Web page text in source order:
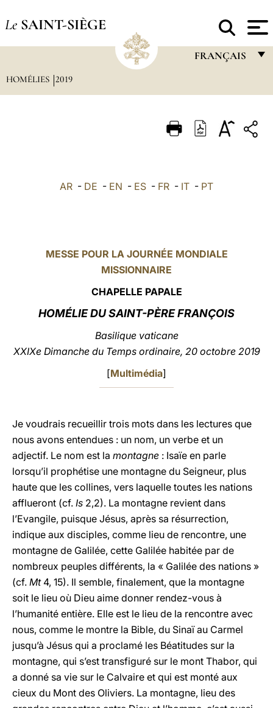
Le SAINT-SIÈGE
FRANÇAIS
ITALIANO
HOMÉLIES 2019
AR - DE - EN - ES - FR - IT - PT
MESSE POUR LA JOURNÉE MONDIALE
MISSIONNAIRE
CHAPELLE PAPALE
HOMÉLIE DU SAINT-PÈRE FRANÇOIS
Basilique vaticane
XXIXe Dimanche du Temps ordinaire, 20 octobre 2019
[Multimédia]
Je voudrais recueillir trois mots dans les lectures que
nous avons entendues : un nom, un verbe et un
adjectif. Le nom est la montagne : Isaïe en parle
lorsqu’il prophétise une montagne du Seigneur, plus
haute que les collines, vers laquelle toutes les nations
afflueront (cf. Is 2,2). La montagne revient dans
l’Evangile, puisque Jésus, après sa résurrection,
indique aux disciples, comme lieu de rencontre, une
montagne de Galilée, cette Galilée habitée par de
nombreux peuples différents, la « Galilée des nations »
(cf. Mt4, 15). Il semble, finalement, que la montagne
soit le lieu où Dieu aime donner rendez-vous à
l’humanité entière. Elle est le lieu de la rencontre avec
nous, comme le montre la Bible, du Sinaï au Carmel
jusqu’à Jésus qui a proclamé les Béatitudes sur la
montagne, qui s’est transfiguré sur le mont Thabor, qui
a donné sa vie sur le Calvaire et qui est monté aux
cieux du Mont des Oliviers. La montagne, lieu des